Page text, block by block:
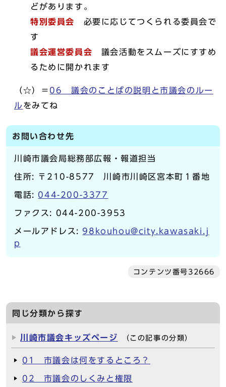
どがあります。
特別委員会 必要に応じてつくられる委員会で
す
議会運営委員会 議会活動をスムーズにすすめ
るために開かれます
（☆）＝ 06 議会のことばの説明と市議会のルー
ル をみてね
お問い合わせ先
川崎市議会局総務部広報・報道担当
住所: 〒210-8577 川崎市川崎区宮本町１番地
電話: 044-200-3377
ファクス: 044-200-3953
メールアドレス:98kouhou@city.kawasaki.j
p
コンテンツ番号32666
同じ分類から探す
川崎市議会キッズページ （この記事の分類）
01 市議会は何をするところ？
02 市議会のしくみと権限